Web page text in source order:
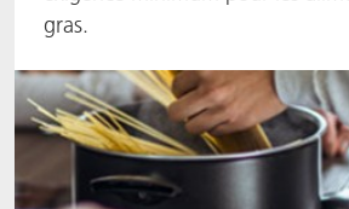
gras.
PakSafe
PROVALIN